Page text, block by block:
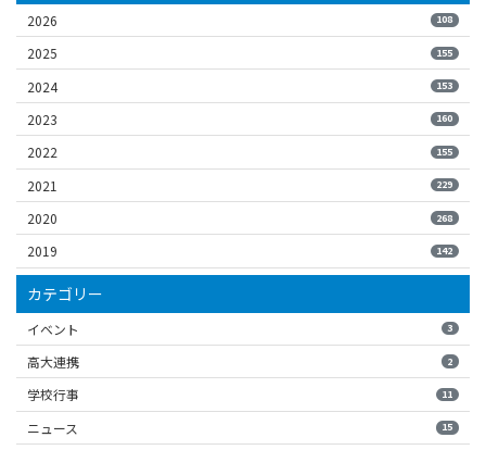
2026 108
2025 155
2024 153
2023 160
2022 155
2021 229
2020 268
2019 142
カテゴリー
イベント 3
高大連携 2
学校行事 11
ニュース 15